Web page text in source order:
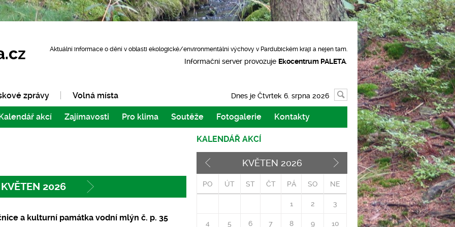
Aktuální informace o dění v oblasti ekologické/environmentální výchovy v Pardubickém kraji a nejen tam.
Informační server provozuje Ekocentrum PALETA.
Vyhledávání
Dnes je Čtvrtek 6. srpna 2026
zprávy Volná místa
akcí Zajímavosti Pro klima Soutěže Fotogalerie Kontakty
KVĚTEN 2026
a kulturní památka vodní mlýn č. p. 35
KALENDÁŘ AKCÍ
Později>
KVĚTEN 2026
PO ÚT ST ČT PÁ SO NE
1 2 3
4 5 6 7 8 9 10